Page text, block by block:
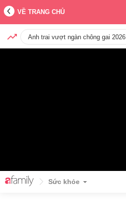
VỀ TRANG CHỦ
Anh trai vượt ngàn chông gai 2026
Sức khỏe